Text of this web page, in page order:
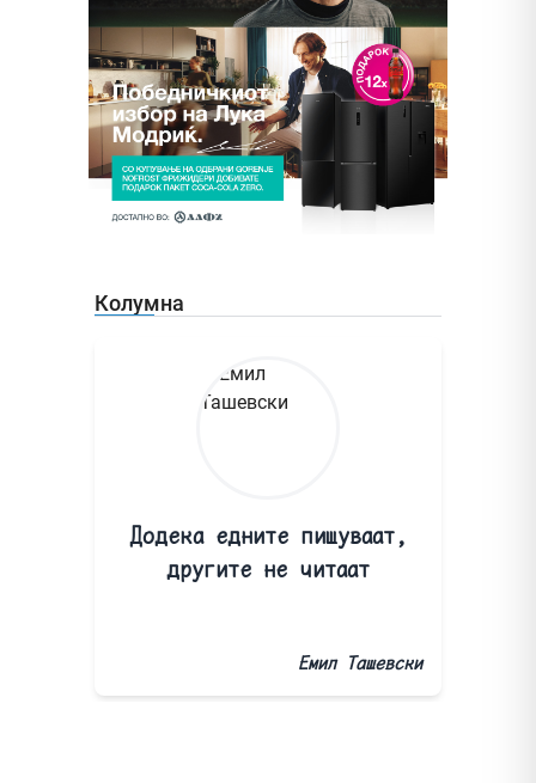
Колумна
Додека едните пишуваат,
другите не читаат
Емил Ташевски